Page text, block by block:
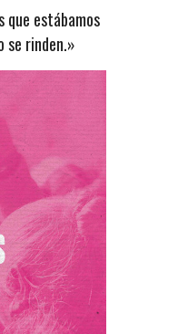
que estábamos
se rinden.»